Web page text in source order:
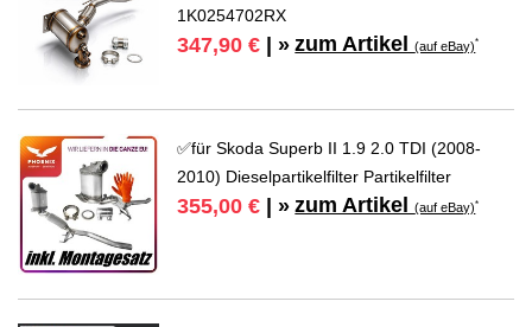
1K0254702RX
347,90 € | » zum Artikel(auf eBay)*
✅für Skoda Superb II 1.9 2.0 TDI (2008-
2010) Dieselpartikelfilter Partikelfilter
355,00 € | » zum Artikel(auf eBay)*